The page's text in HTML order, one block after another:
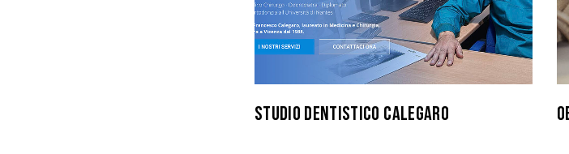
STUDIO DENTISTICO CALEGARO